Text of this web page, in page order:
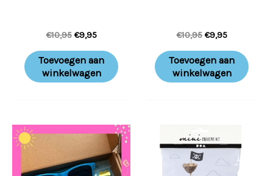
€10,95 €9,95
Toevoegen aan
winkelwagen
€10,95 €9,95
Toevoegen aan
winkelwagen
Prijsklasse:
€10,95
tot
€13,95
Dit
product
heeft